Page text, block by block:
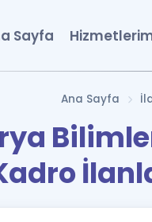
Sayfa
Ana Sayfa